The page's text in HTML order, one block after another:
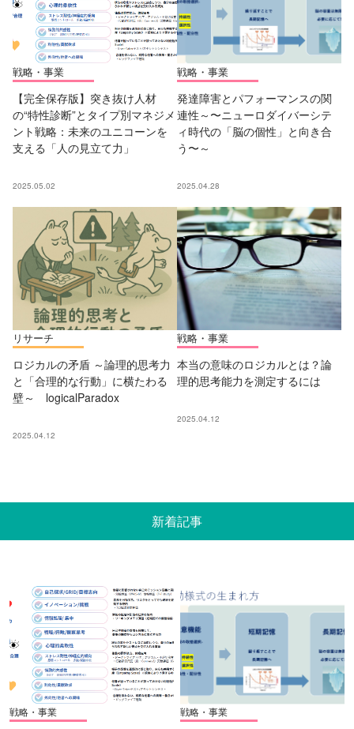
戦略・事業
【完全保存版】突き抜け人材
の“特性診断”とタイプ別マネジメ
ント戦略：未来のユニコーンを
支える「人の見立て力」
2025.05.02
戦略・事業
発達障害とパフォーマンスの関
連性～〜ニューロダイバーシテ
ィ時代の「脳の個性」と向き合
う〜～
2025.04.28
リサーチ
ロジカルの矛盾 ～論理的思考力
と「合理的な行動」に横たわる
壁～ logicalParadox
2025.04.12
戦略・事業
本当の意味のロジカルとは？論
理的思考能力を測定するには
2025.04.12
新着記事
戦略・事業 戦略・事業